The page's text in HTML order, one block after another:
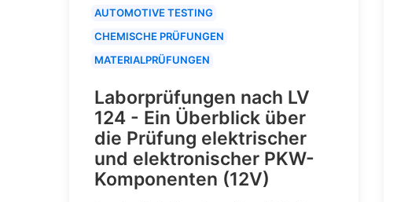
AUTOMOTIVE TESTING
CHEMISCHE PRÜFUNGEN
MATERIALPRÜFUNGEN
Laborprüfungen nach LV
124 - Ein Überblick über
die Prüfung elektrischer
und elektronischer PKW-
Komponenten (12V)